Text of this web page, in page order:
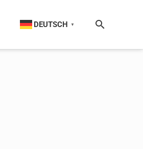
DEUTSCH ▼